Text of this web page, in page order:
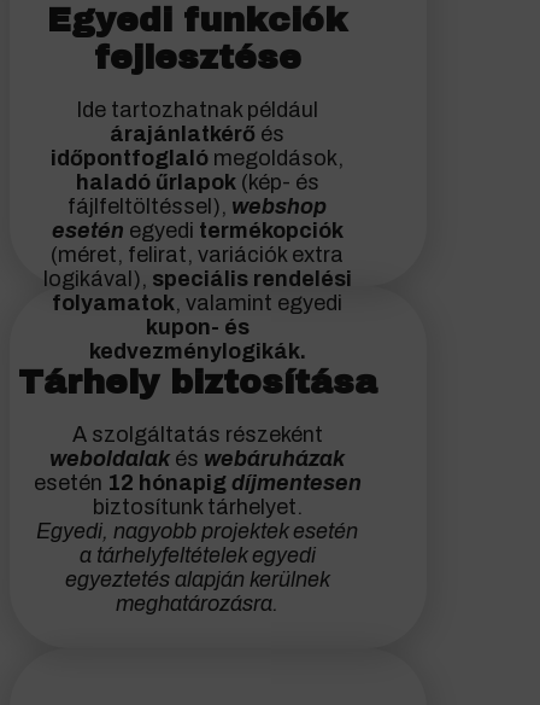
Egyedi funkciók
fejlesztése
Ide tartozhatnak például
árajánlatkérő és
időpontfoglaló megoldások,
haladó űrlapok(kép- és
fájlfeltöltéssel), webshop
esetén egyedi termékopciók
(méret, felirat, variációk extra
logikával), speciális rendelési
folyamatok, valamint egyedi
kupon- és
kedvezménylogikák.
Tárhely biztosítása
A szolgáltatás részeként
weboldalak és webáruházak
esetén 12 hónapig díjmentesen
biztosítunk tárhelyet.
Egyedi, nagyobb projektek esetén
a tárhelyfeltételek egyedi
egyeztetés alapján kerülnek
meghatározásra.